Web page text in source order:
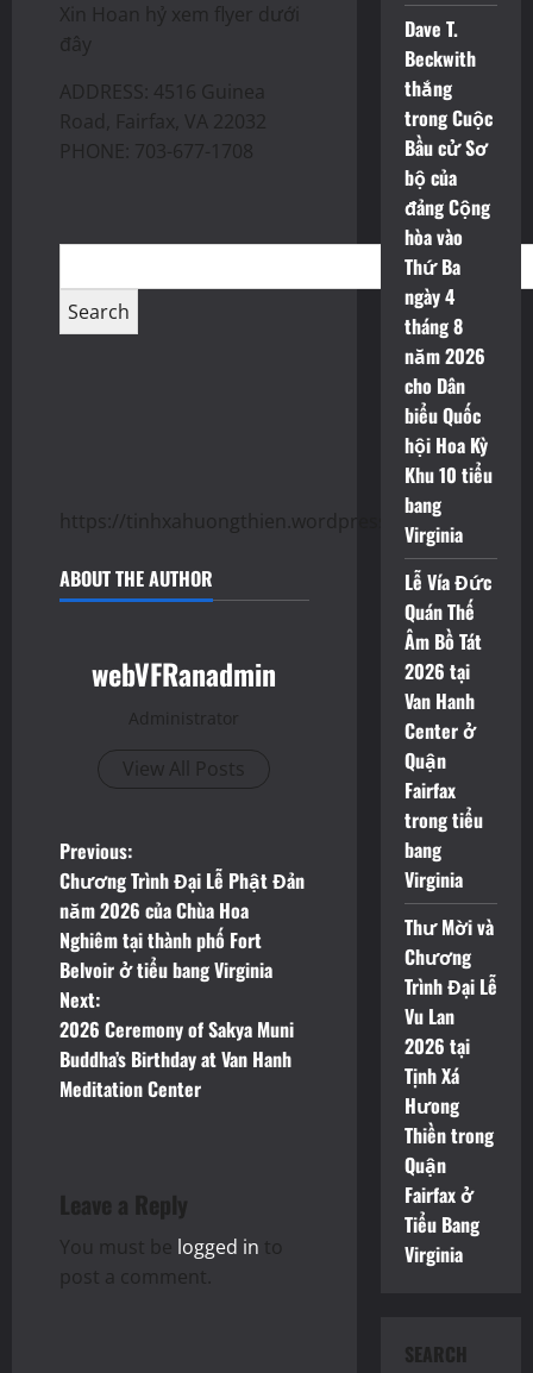
Xin Hoan hỷ xem flyer dưới
đây
ADDRESS: 4516 Guinea
Road, Fairfax, VA 22032
PHONE: 703-677-1708
https://tinhxahuongthien.wordpress.com/
ABOUT THE AUTHOR
webVFRanadmin
Administrator
View All Posts
P
o
s
t
n
a
i
g
Previous:
Chương Trình Đại Lễ Phật Đản
năm 2026 của Chùa Hoa
Nghiêm tại thành phố Fort
Belvoir ở tiểu bang Virginia
Next:
2026 Ceremony of Sakya Muni
Buddha’s Birthday at Van Hanh
Meditation Center
Leave a Reply
You must be logged in to
post a comment.
Dave T.
Beckwith
thắng
trong Cuộc
Bầu cử Sơ
bộ của
đảng Cộng
hòa vào
Thứ Ba
ngày 4
tháng 8
năm 2026
cho Dân
biểu Quốc
hội Hoa Kỳ
Khu 10 tiểu
bang
Virginia
Lễ Vía Đức
Quán Thế
Âm Bồ Tát
2026 tại
Van Hanh
Center ở
Quận
Fairfax
trong tiểu
bang
Virginia
Thư Mời và
Chương
Trình Đại Lễ
Vu Lan
2026 tại
Tịnh Xá
Hưong
Thiền trong
Quận
Fairfax ở
Tiểu Bang
Virginia
SEARCH